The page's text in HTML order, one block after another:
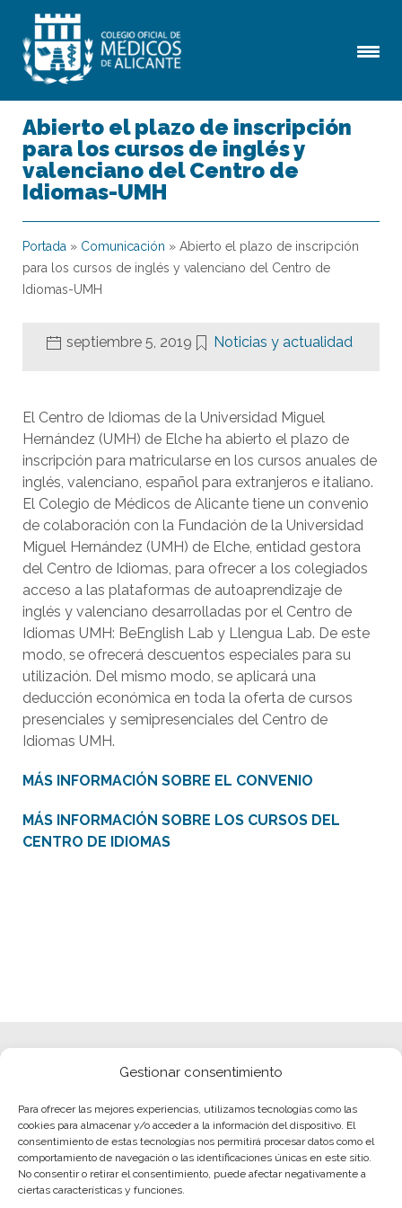
Gestionar consentimiento
Para ofrecer las mejores experiencias, utilizamos tecnologías como las
cookies para almacenar y/o acceder a la información del dispositivo. El
consentimiento de estas tecnologías nos permitirá procesar datos como el
comportamiento de navegación o las identificaciones únicas en este sitio.
No consentir o retirar el consentimiento, puede afectar negativamente a
ciertas características y funciones.
Abierto el plazo de inscripción
para los cursos de inglés y
valenciano del Centro de
Idiomas-UMH
Portada » Comunicación » Abierto el plazo de inscripción
para los cursos de inglés y valenciano del Centro de
Idiomas-UMH
septiembre 5, 2019 Noticias y actualidad
El Centro de Idiomas de la Universidad Miguel
Hernández (UMH) de Elche ha abierto el plazo de
inscripción para matricularse en los cursos anuales de
inglés, valenciano, español para extranjeros e italiano.
El Colegio de Médicos de Alicante tiene un convenio
de colaboración con la Fundación de la Universidad
Miguel Hernández (UMH) de Elche, entidad gestora
del Centro de Idiomas, para ofrecer a los colegiados
acceso a las plataformas de autoaprendizaje de
inglés y valenciano desarrolladas por el Centro de
Idiomas UMH: BeEnglish Lab y Llengua Lab. De este
modo, se ofrecerá descuentos especiales para su
utilización. Del mismo modo, se aplicará una
deducción económica en toda la oferta de cursos
presenciales y semipresenciales del Centro de
Idiomas UMH.
MÁS INFORMACIÓN SOBRE EL CONVENIO
MÁS INFORMACIÓN SOBRE LOS CURSOS DEL
CENTRO DE IDIOMAS